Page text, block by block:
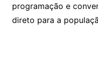
programação e
direto para a